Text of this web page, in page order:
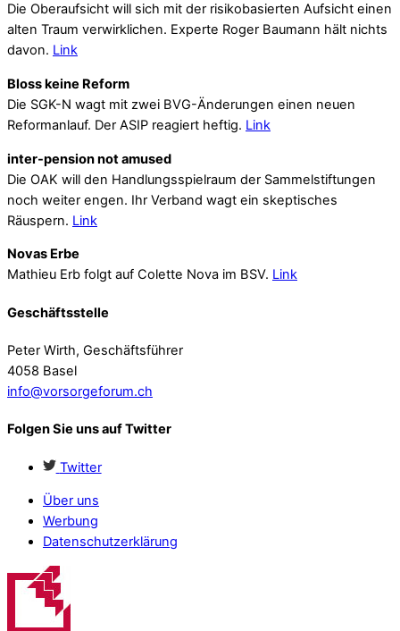
Die Oberaufsicht will sich mit der risikobasierten Aufsicht einen
alten Traum verwirklichen. Experte Roger Baumann hält nichts
davon. Link
Bloss keine Reform
Die SGK-N wagt mit zwei BVG-Änderungen einen neuen
Reformanlauf. Der ASIP reagiert heftig. Link
inter-pension not amused
Die OAK will den Handlungsspielraum der Sammelstiftungen
noch weiter engen. Ihr Verband wagt ein skeptisches
Räuspern. Link
Novas Erbe
Mathieu Erb folgt auf Colette Nova im BSV. Link
Geschäftsstelle
Peter Wirth, Geschäftsführer
4058 Basel
info@vorsorgeforum.ch
Folgen Sie uns auf Twitter
Twitter
Über uns
Werbung
Datenschutzerklärung